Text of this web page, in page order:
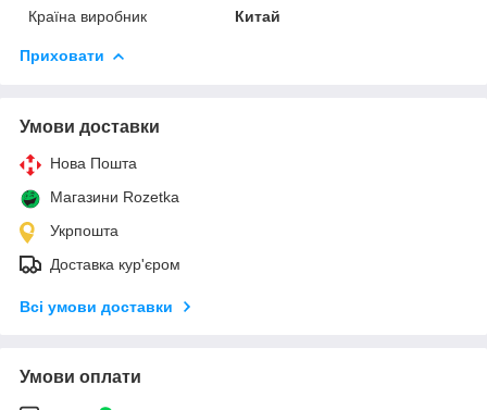
Країна виробник
Китай
Приховати
Умови доставки
Нова Пошта
Магазини Rozetka
Укрпошта
Доставка кур'єром
Всі умови доставки
Умови оплати